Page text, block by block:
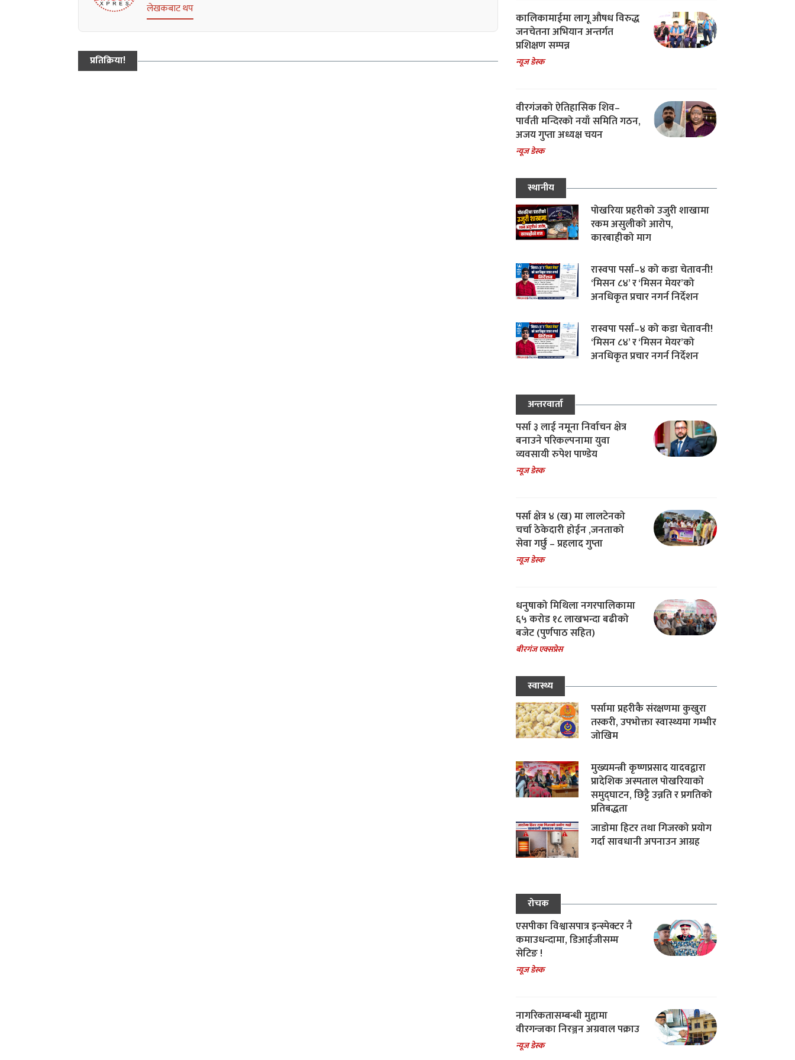
लेखकबाट थप
प्रतिक्रिया!
कालिकामाईमा लागू औषध विरुद्ध
जनचेतना अभियान अन्तर्गत
प्रशिक्षण सम्पन्न
न्यूज डेस्क
वीरगंजको ऐतिहासिक शिव–
पार्वती मन्दिरको नयाँ समिति गठन,
अजय गुप्ता अध्यक्ष चयन
न्यूज डेस्क
स्थानीय
पोखरिया प्रहरीको उजुरी शाखामा
रकम असुलीको आरोप,
कारबाहीको माग
रास्वपा पर्सा–४ को कडा चेतावनी!
‘मिसन ८४’ र ‘मिसन मेयर’को
अनधिकृत प्रचार नगर्न निर्देशन
रास्वपा पर्सा–४ को कडा चेतावनी!
‘मिसन ८४’ र ‘मिसन मेयर’को
अनधिकृत प्रचार नगर्न निर्देशन
अन्तरवार्ता
पर्सा ३ लाई नमूना निर्वाचन क्षेत्र
बनाउने परिकल्पनामा युवा
व्यवसायी रुपेश पाण्डेय
न्यूज डेस्क
पर्सा क्षेत्र ४ (ख) मा लालटेनको
चर्चा ठेकेदारी होईन ,जनताको
सेवा गर्छु – प्रहलाद गुप्ता
न्यूज डेस्क
धनुषाको मिथिला नगरपालिकामा
६५ करोड १८ लाखभन्दा बढीको
बजेट (पुर्णपाठ सहित)
बीरगंज एक्सप्रेस
स्वास्थ्य
पर्सामा प्रहरीकै संरक्षणमा कुखुरा
तस्करी, उपभोक्ता स्वास्थ्यमा गम्भीर
जोखिम
मुख्यमन्त्री कृष्णप्रसाद यादवद्वारा
प्रादेशिक अस्पताल पोखरियाको
समुद्घाटन, छिट्टै उन्नति र प्रगतिको
प्रतिबद्धता
जाडोमा हिटर तथा गिजरको प्रयोग
गर्दा सावधानी अपनाउन आग्रह
रोचक
एसपीका विश्वासपात्र इन्स्पेक्टर नै
कमाउधन्दामा, डिआईजीसम्म
सेटिङ !
न्यूज डेस्क
नागरिकतासम्बन्धी मुद्दामा
वीरगन्जका निरञ्जन अग्रवाल पक्राउ
न्यूज डेस्क